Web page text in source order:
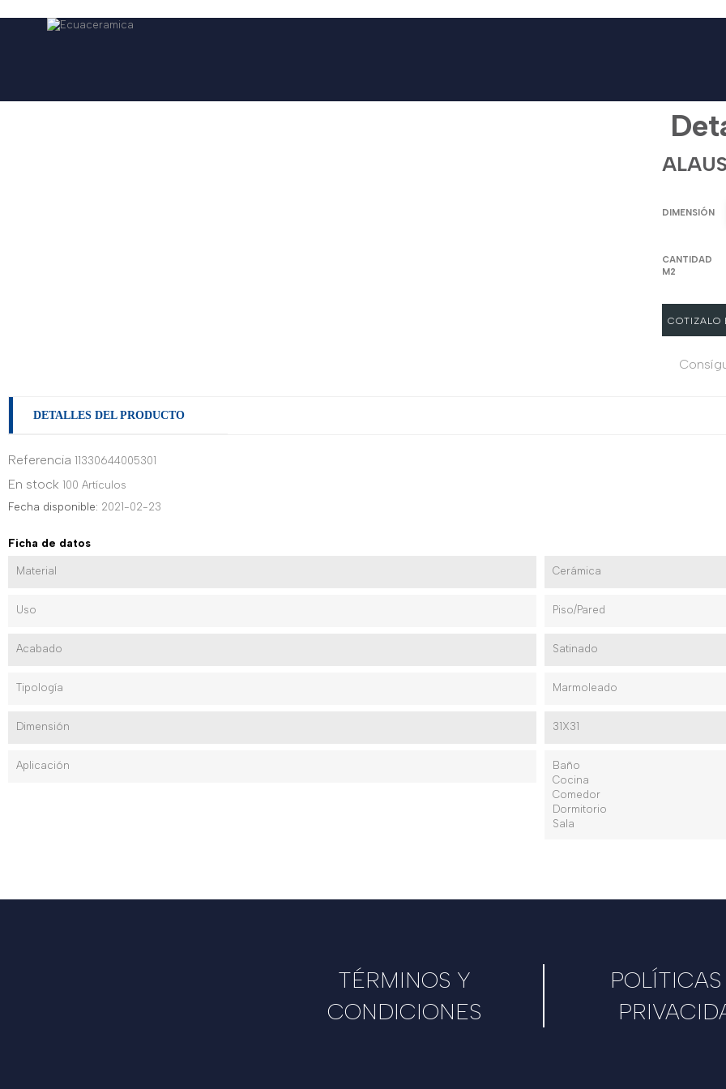
DIMENSIÓN
CANTIDAD
M2
COTIZALO
DETALLES DEL PRODUCTO
Referencia 11330644005301
En stock 100 Artículos
Fecha disponible: 2021-02-23
Ficha de datos
Material Cerámica
Uso Piso/Pared
Acabado Satinado
Tipología Marmoleado
Dimensión 31X31
Aplicación
Baño
Cocina
Comedor
Dormitorio
Sala
TÉRMINOS Y
CONDICIONES